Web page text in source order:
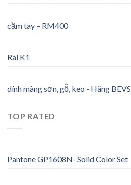
cầm tay – RM400
Ral K1
dính màng sơn, gỗ, keo - Hãng BEVS
TOP RATED
Pantone GP1608N- Solid Color Set